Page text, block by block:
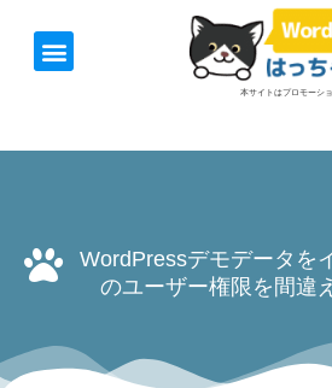
本サイトはプロモーシ
WordPressデモデータを
のユーザー権限を間違